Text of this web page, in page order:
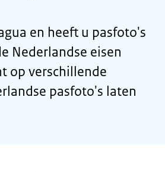
en heeft u pasfoto's
Nederlandse eisen
op verschillende
pasfoto's laten